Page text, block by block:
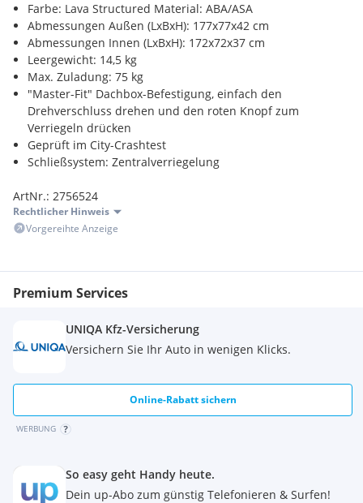
Farbe: Lava Structured Material: ABA/ASA
Abmessungen Außen (LxBxH): 177x77x42 cm
Abmessungen Innen (LxBxH): 172x72x37 cm
Leergewicht: 14,5 kg
Max. Zuladung: 75 kg
"Master-Fit" Dachbox-Befestigung, einfach den
Drehverschluss drehen und den roten Knopf zum
Verriegeln drücken
Geprüft im City-Crashtest
Schließsystem: Zentralverriegelung
ArtNr.: 2756524
Rechtlicher Hinweis
Vorgereihte Anzeige
Premium Services
UNIQA Kfz-Versicherung
Versichern Sie Ihr Auto in wenigen Klicks.
Online-Rabatt sichern
WERBUNG
So easy geht Handy heute.
Dein up-Abo zum günstig Telefonieren & Surfen!